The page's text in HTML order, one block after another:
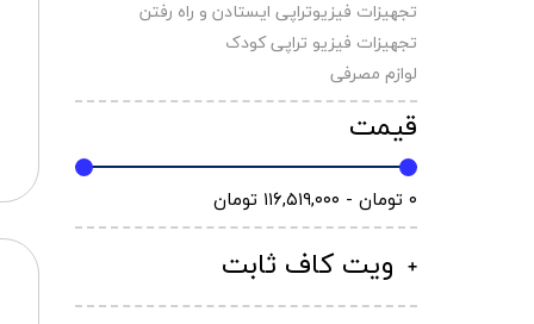
تجهیزات فیزیوتراپی ایستادن و راه رفتن
تجهیزات فیزیو تراپی کودک
لوازم مصرفی
قیمت
۰ تومان - ۱۱۶,۵۱۹,۰۰۰ تومان
ویت کاف ثابت